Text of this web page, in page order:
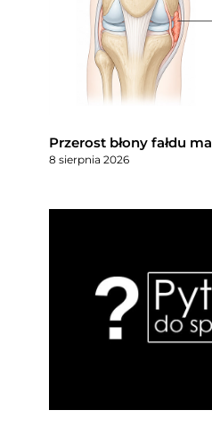
Przerost błony fałdu
8 sierpnia 2026